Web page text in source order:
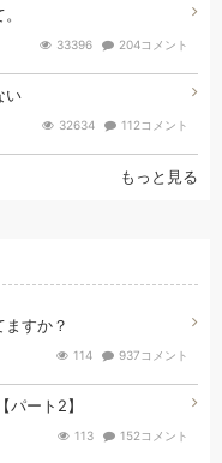
33396 204コメント
い
32634 112コメント
もっと見る
すか？
114 937コメント
パート2】
113 152コメント